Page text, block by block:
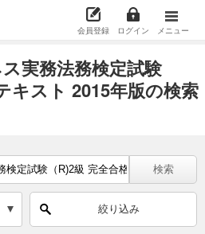
会員登録 ログイン メニュー
実務法務検定試験
キスト 2015年版の検索
検索
絞り込み